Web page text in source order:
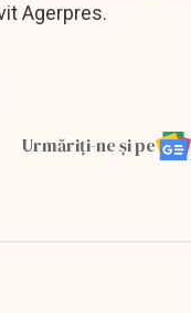
Agerpres.
Urmăriți-ne și pe